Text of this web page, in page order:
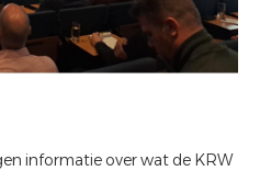
informatie over wat de KRW